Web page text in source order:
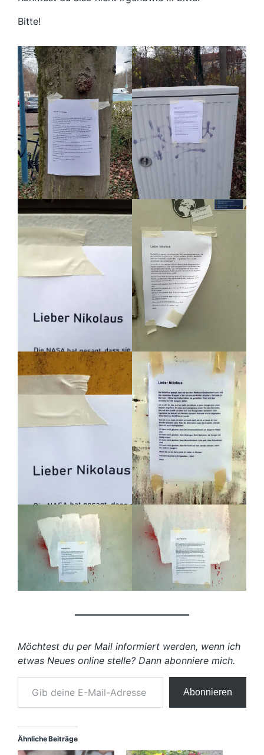
Bitte!
Möchtest du per Mail informiert werden, wenn ich
etwas Neues online stelle? Dann abonniere mich.
Gib deine E-Mail-Adresse ein …
Abonnieren
Ähnliche Beiträge